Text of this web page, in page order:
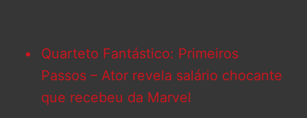
Quarteto Fantástico: Primeiros
Passos – Ator revela salário chocante
que recebeu da Marvel